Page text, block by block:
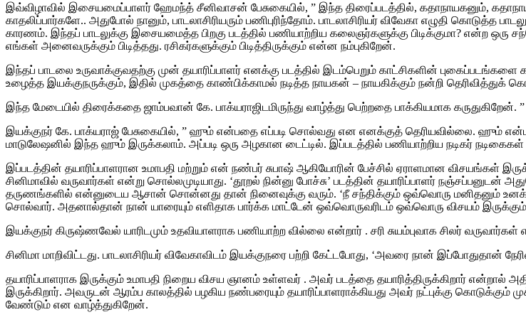
இவ்விழாவில் இசையமைப்பாளர் ஹேமந்த் சீனிவாசன் பேசுகையில், ” இந்த திரைப்படத்தில், கதாநாயகனும்,
காதலிப்பார்களே.. அதுபோல் நானும், பாடலாசிரியரும் பணிபுரிந்தோம். பாடலாசிரியர் விவேகா எழுதி
காரணம். இந்தப் பாடலுக்கு இசையமைத்த பிறகு படத்தில் பணியாற்றிய கலைஞர்களுக்கு பிடிக்குமா? என்ற
எங்கள் அனைவருக்கும் பிடித்தது. ரசிகர்களுக்கும் பிடித்திருக்கும் என்ன நம்புகிறேன்.
இந்தப் பாடலை உருவாக்குவதற்கு முன் தயாரிப்பாளர் எனக்கு படத்தில் இடம்பெறும் காட்சிகளின்
உழைத்த இயக்குநருக்கும், இதில் முகத்தை காண்பிக்காமல் நடித்த நாயகன் – நாயகிக்கும் நன்றி தெரிவித்துக்
இந்த மேடையில் திரைக்கதை ஜாம்பவான் கே. பாக்யராஜிடமிருந்து வாழ்த்து பெற்றதை பாக்கியமாக கருதுகிறேன்.
இயக்குநர் கே. பாக்யராஜ் பேசுகையில், ” ஹும் என்பதை எப்படி சொல்வது என எனக்குத் தெரியவில்லை. ஹும்
மாடுலேஷனில் இந்த ஹும் இருக்கலாம். அப்படி ஒரு அழகான டைட்டில். இப்படத்தில் பணியாற்றிய நடிகர்
இப்படத்தின் தயாரிப்பாளரான உமாபதி மற்றும் என் நண்பர் சுபாஷ் ஆகியோரின் பேச்சில் ஏராளமான விசயங்கள்
சினிமாவில் வருவார்கள் என்று சொல்லமுடியாது. ‘தூறல் நின்னு போச்சு’ படத்தின் தயாரிப்பாளர்
தருணங்களில் என்னுடைய ஆசான் சொன்னது தான் நினைவுக்கு வரும். ‘நீ சந்திக்கும் ஒவ்வொரு மனிதனும்
சொல்வார். அதனால்தான் நான் யாரையும் எளிதாக பார்க்க மாட்டேன் ஒவ்வொருவரிடம் ஒவ்வொரு விசயம்
இயக்குநர் கிருஷ்ணவேல் யாரிடமும் உதவியாளராக பணியாற்ற வில்லை என்றார் . சரி சுயம்புவாக சிலர்
சினிமா மாறிவிட்டது. பாடலாசிரியர் விவேகாவிடம் இயக்குநரை பற்றி கேட்டபோது, ‘அவரை நான் இப்போதுதான்
தயாரிப்பாளராக இருக்கும் உமாபதி நிறைய விசய ஞானம் உள்ளவர் . அவர் படத்தை தயாரித்திருக்கிறார்
இருக்கிறார். அவருடன் ஆரம்ப காலத்தில் பழகிய நண்பரையும் தயாரிப்பாளராக்கியது அவர் நட்புக்கு
வேண்டும் என வாழ்த்துகிறேன்.